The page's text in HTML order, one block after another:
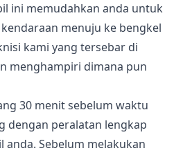
ini memudahkan anda untuk
menuju ke bengkel
kami yang tersebar di
menghampiri dimana pun
30 menit sebelum waktu
dengan peralatan lengkap
Sebelum melakukan